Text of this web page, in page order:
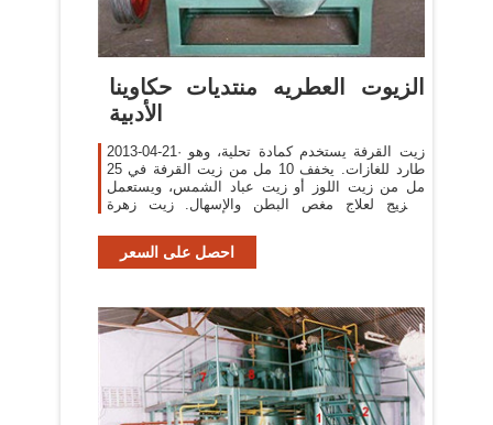
الزيوت العطريه منتديات حكاوينا
الأدبية
2013-04-21· زيت القرفة يستخدم كمادة تحلية، وهو
طارد للغازات. يخفف 10 مل من زيت القرفة في 25
مل من زيت اللوز أو زيت عباد الشمس، ويستعمل
المزيج لعلاج مغص البطن والإسهال. زيت زهرة
احصل على السعر